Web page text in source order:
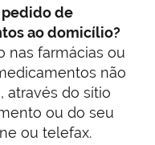
de
ao domicílio?
nas farmácias ou
não
através do sítio
ou do seu
ou telefax.